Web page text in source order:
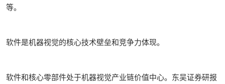
等。
软件是机器视觉的核心技术壁垒和竞争力体现。
软件和核心零部件处于机器视觉产业链价值中心。东吴证券研报